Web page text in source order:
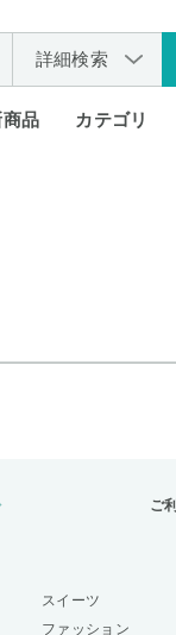
詳細検索
商品 カテゴリ
ご
スイーツ
ファッション